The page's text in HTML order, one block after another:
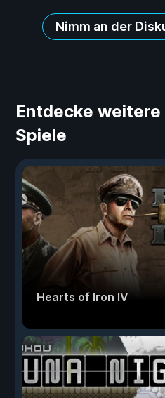
Nimm an der
Entdecke
Spiele
Hearts of Iron IV